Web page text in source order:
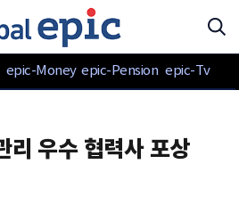
epic-Money epic-Pension epic-Tv
리 우수 협력사 포상